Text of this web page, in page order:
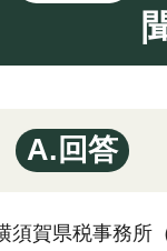
A.回答
須賀県税事務所